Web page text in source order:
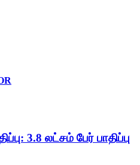
3.8 லட்சம் பேர் பாதிப்பு